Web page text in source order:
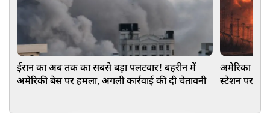
ईरान का अब तक का सबसे बड़ा पलटवार! बहरीन में
अमेरिकी बेस पर हमला, अगली कार्रवाई की दी चेतावनी
अमेरिका का
स्टेशन पर